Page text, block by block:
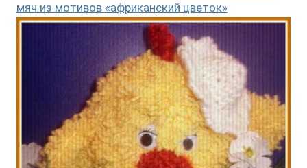
мяч из мотивов «африканский цветок»